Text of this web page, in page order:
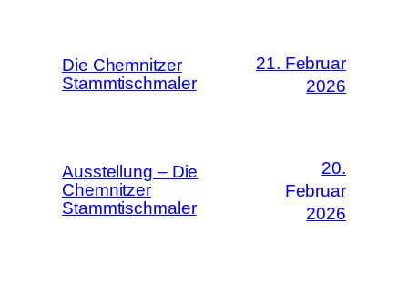
Die Chemnitzer
Stammtischmaler
21. Februar
2026
Ausstellung – Die
Chemnitzer
Stammtischmaler
20.
Februar
2026